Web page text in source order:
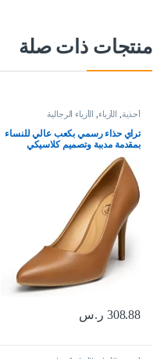
منتجات ذات صلة
أحذية الأزياء الأزياء الرجالية
تراي حذاء رسمي بكعب عالي للنساء
بمقدمة مدببة وتصميم كلاسيكي
مناسب للمكتب
308.88 ر.س